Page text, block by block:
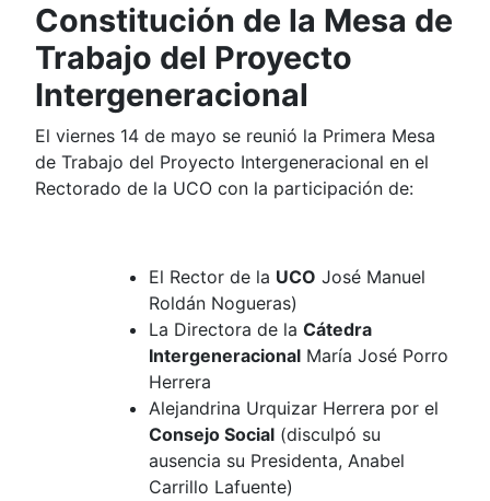
Constitución de la Mesa de
Trabajo del Proyecto
Intergeneracional
El viernes 14 de mayo se reunió la Primera Mesa
de Trabajo del Proyecto Intergeneracional en el
Rectorado de la UCO con la participación de:
El Rector de la UCO José Manuel
Roldán Nogueras)
La Directora de la Cátedra
Intergeneracional María José Porro
Herrera
Alejandrina Urquizar Herrera por el
Consejo Social (disculpó su
ausencia su Presidenta, Anabel
Carrillo Lafuente)